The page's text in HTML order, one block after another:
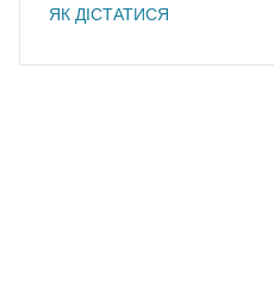
ЯК ДІСТАТИСЯ